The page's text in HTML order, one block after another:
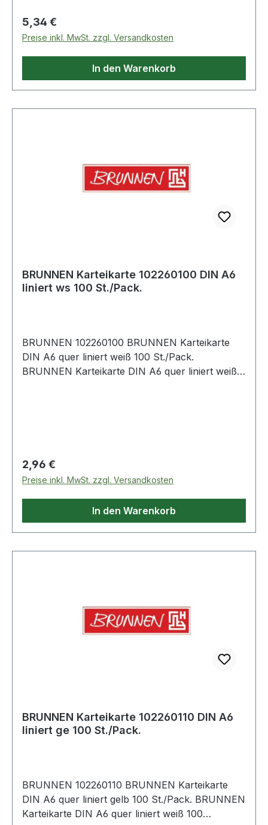
Regulärer Preis:
5,34 €
Preise inkl. MwSt. zzgl. Versandkosten
In den Warenkorb
BRUNNEN Karteikarte 102260100 DIN A6
liniert ws 100 St./Pack.
BRUNNEN 102260100 BRUNNEN Karteikarte
DIN A6 quer liniert weiß 100 St./Pack.
BRUNNEN Karteikarte DIN A6 quer liniert weiß
Regulärer Preis:
2,96 €
Preise inkl. MwSt. zzgl. Versandkosten
In den Warenkorb
BRUNNEN Karteikarte 102260110 DIN A6
liniert ge 100 St./Pack.
BRUNNEN 102260110 BRUNNEN Karteikarte
DIN A6 quer liniert gelb 100 St./Pack. BRUNNEN
Karteikarte DIN A6 quer liniert weiß 100